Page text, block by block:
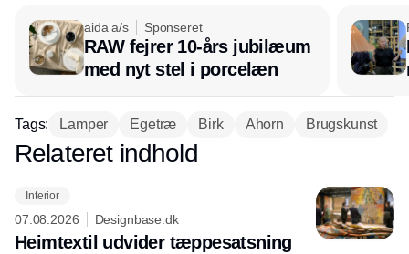
aida a/s Sponseret
RAW fejrer 10-års jubilæum
med nyt stel i porcelæn
Tags: Lamper Egetræ Birk Ahorn Brugskunst
Annonce
Relateret indhold
Interior
07.08.2026 Designbase.dk
Heimtextil udvider tæppesatsning